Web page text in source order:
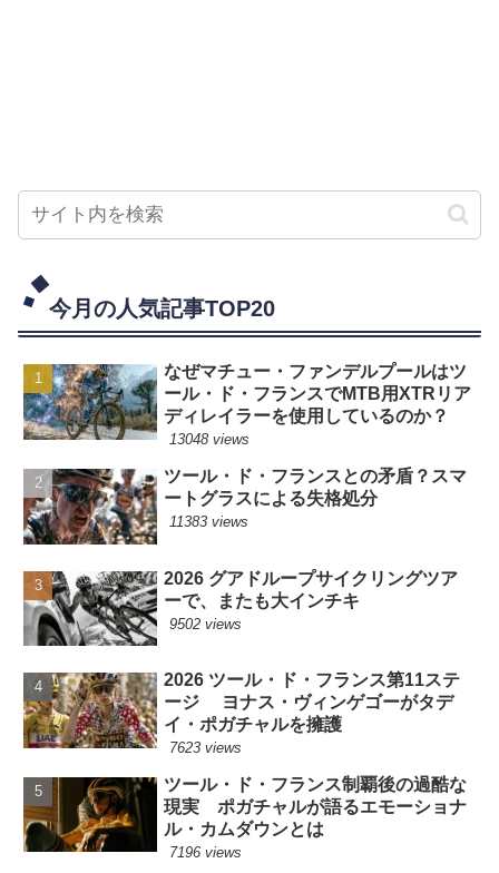
今月の人気記事TOP20
なぜマチュー・ファンデルプールはツ
ール・ド・フランスでMTB用XTRリア
ディレイラーを使用しているのか？
13048 views
ツール・ド・フランスとの矛盾？スマ
ートグラスによる失格処分
11383 views
2026 グアドループサイクリングツア
ーで、またも大インチキ
9502 views
2026 ツール・ド・フランス第11ステ
ージ ヨナス・ヴィンゲゴーがタデ
イ・ポガチャルを擁護
7623 views
ツール・ド・フランス制覇後の過酷な
現実 ポガチャルが語るエモーショナ
ル・カムダウンとは
7196 views